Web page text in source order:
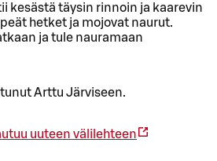
kesästä täysin rinnoin ja kaarevin
hetket ja mojovat naurut.
ja tule nauramaan
Arttu Järviseen.
uuteen välilehteen